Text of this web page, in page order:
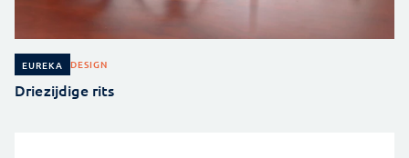
EUREKA DESIGN
Driezijdige rits